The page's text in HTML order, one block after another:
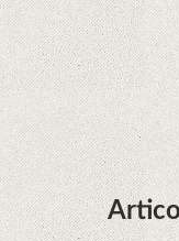
Huawei
şi e mai
telephoto